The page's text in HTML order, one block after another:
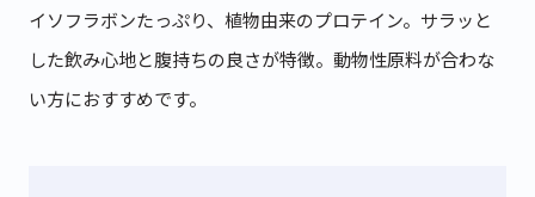
イソフラボンたっぷり、植物由来のプロテイン。サラッと
した飲み心地と腹持ちの良さが特徴。動物性原料が合わな
い方におすすめです。